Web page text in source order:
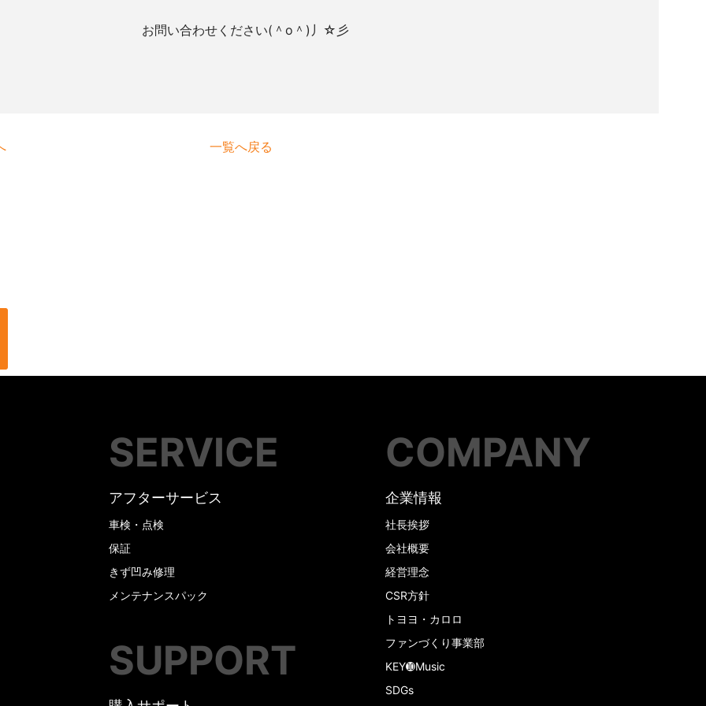
お問い合わせください(＾o＾)丿☆彡
一覧へ戻る
SERVICE
アフターサービス
車検・点検
保証
きず凹み修理
メンテナンスパック
SUPPORT
COMPANY
企業情報
社長挨拶
会社概要
経営理念
CSR方針
トヨヨ・カロロ
ファンづくり事業部
KEY➓Music
SDGs